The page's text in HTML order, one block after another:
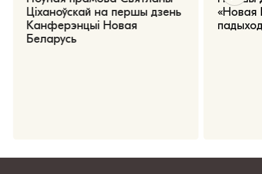
Ціханоўскай на першы дзень
Канферэнцыі Новая
Беларусь
«Новая